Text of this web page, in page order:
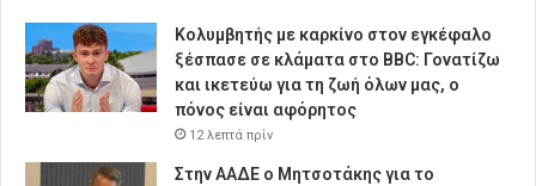
Κολυμβητής με καρκίνο στον εγκέφαλο
ξέσπασε σε κλάματα στο BBC: Γονατίζω
και ικετεύω για τη ζωή όλων μας, ο
πόνος είναι αφόρητος
12 λεπτά πρίν
Στην ΑΑΔΕ ο Μητσοτάκης για το